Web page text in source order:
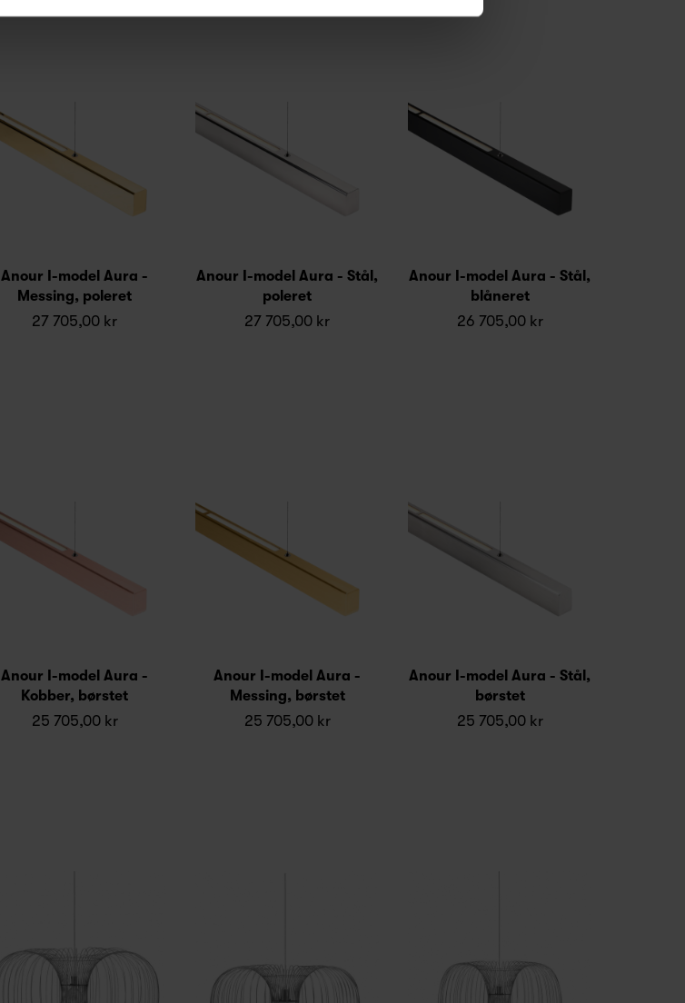
Anour I-model Aura -
Messing, poleret
27 705,00 kr
Anour I-model Aura - Stål,
poleret
27 705,00 kr
Anour I-model Aura - Stål,
blåneret
26 705,00 kr
Anour I-model Aura -
Kobber, børstet
25 705,00 kr
Anour I-model Aura -
Messing, børstet
25 705,00 kr
Anour I-model Aura - Stål,
børstet
25 705,00 kr